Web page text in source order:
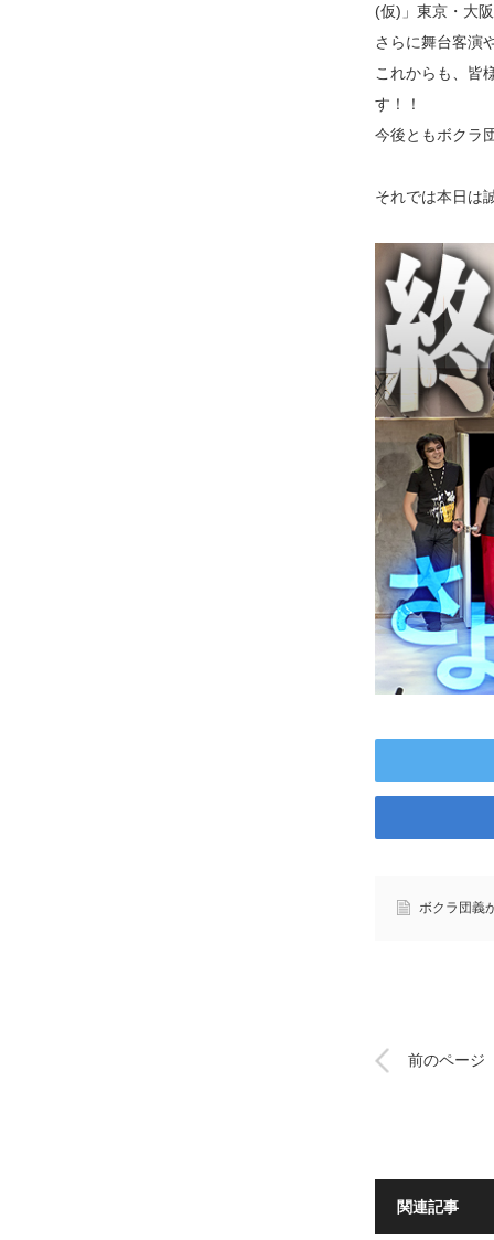
(仮)」東京・大
さらに舞台客演
これからも、皆
す！！
今後ともボクラ
それでは本日は
ボクラ団義
前のページ
関連記事